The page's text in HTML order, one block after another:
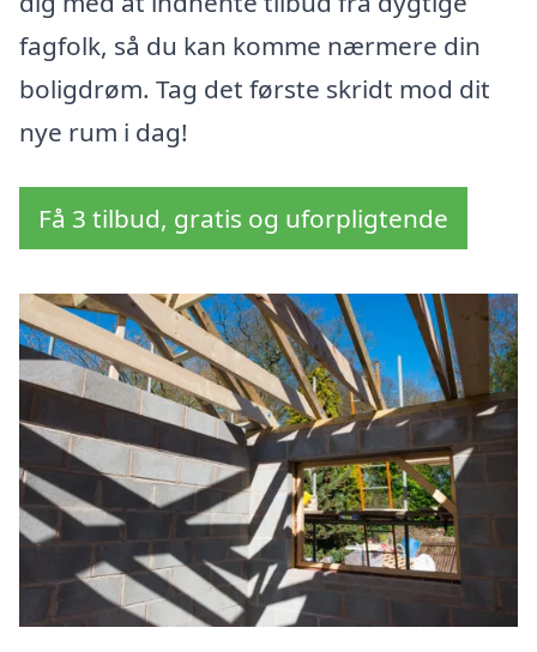
fagfolk, så du kan komme nærmere din
boligdrøm. Tag det første skridt mod dit
nye rum i dag!
Få 3 tilbud, gratis og uforpligtende